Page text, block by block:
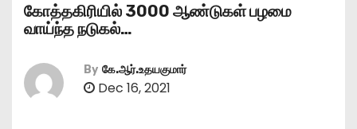
கோத்தகிரியில் 3000 ஆண்டுகள் பழமை
வாய்ந்த நடுகல்…
By கே.ஆர்.உதயகுமார்
Dec 16, 2021